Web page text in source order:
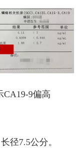
CA19-9偏高
径7.5公分。